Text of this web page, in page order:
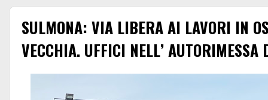
SULMONA: VIA LIBERA AI LAVORI IN
VECCHIA. UFFICI NELL’ AUTORIMESSA